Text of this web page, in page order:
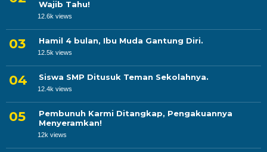
Wajib Tahu!
12.6k views
Hamil 4 bulan, Ibu Muda Gantung Diri.
12.5k views
Siswa SMP Ditusuk Teman Sekolahnya.
12.4k views
Pembunuh Karmi Ditangkap, Pengakuannya
Menyeramkan!
12k views